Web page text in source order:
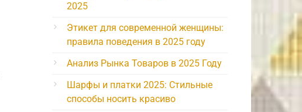
2025
Этикет для современной женщины:
правила поведения в 2025 году
Анализ Рынка Товаров в 2025 Году
Шарфы и платки 2025: Стильные
способы носить красиво